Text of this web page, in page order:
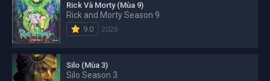
Rick Và Morty (Mùa 9)
Rick and Morty Season 9
9.0 2026
Silo (Mùa 3)
Silo Season 3